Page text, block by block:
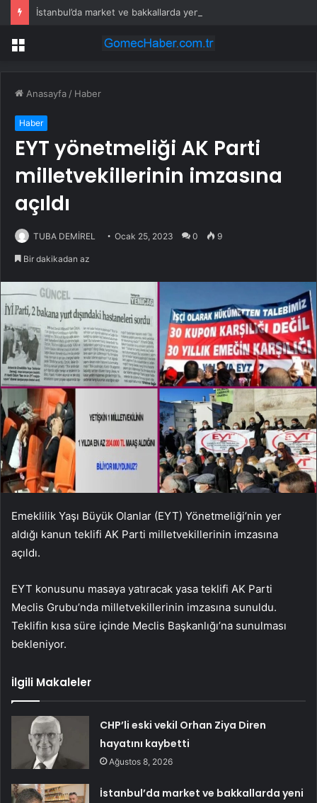
Menü
Anasayfa / Haber
Haber
EYT yönetmeliği AK Parti
milletvekillerinin imzasına
açıldı
TUBA DEMİREL Ocak 25, 2023 0 9
Bir dakikadan az
Emeklilik Yaşı Büyük Olanlar (EYT) Yönetmeliği’nin yer
aldığı kanun teklifi AK Parti milletvekillerinin imzasına
açıldı.
EYT konusunu masaya yatıracak yasa teklifi AK Parti
Meclis Grubu’nda milletvekillerinin imzasına sunuldu.
Teklifin kısa süre içinde Meclis Başkanlığı’na sunulması
bekleniyor.
İlgili Makaleler
CHP’li eski vekil Orhan Ziya Diren
hayatını kaybetti
Ağustos 8, 2026
İstanbul’da market ve bakkallarda yeni